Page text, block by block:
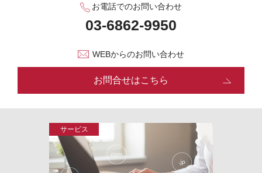
お電話でのお問い合わせ
WEBからのお問い合わせ
お問合せはこちら